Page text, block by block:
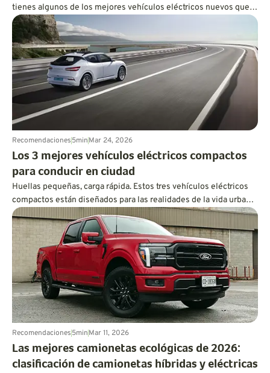
tienes algunos de los mejores vehículos eléctricos nuevos que
puedes comprar por menos de 40.000 $ ahora mismo. ¡Échales
un vistazo!
Recomendaciones5minMar 24, 2026
Los 3 mejores vehículos eléctricos compactos
para conducir en ciudad
Huellas pequeñas, carga rápida. Estos tres vehículos eléctricos
compactos están diseñados para las realidades de la vida urbana,
incluidas las calles estrechas y la carga pública.
Recomendaciones5minMar 11, 2026
Las mejores camionetas ecológicas de 2026:
clasificación de camionetas híbridas y eléctricas